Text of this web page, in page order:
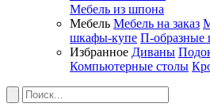
Мебель из шпона
Мебель Мебель на заказ
шкафы-купе П-
Избранное Диваны
Компьютерные столы